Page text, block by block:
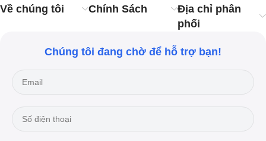
Về chúng tôi Chính Sách
Địa chỉ phân
phối
Chúng tôi đang chờ để hỗ trợ bạn!